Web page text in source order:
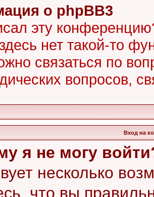
о phpBB3
эту
нет такой-то
связаться по
вопросов,
Вход на
я не могу
несколько
что вы